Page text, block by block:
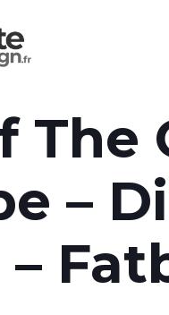
The
–